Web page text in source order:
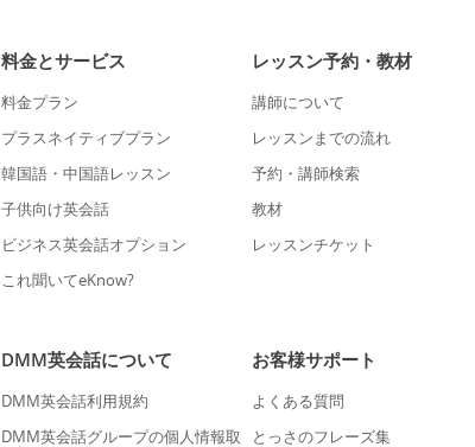
料金とサービス
料金プラン
プラスネイティブプラン
韓国語・中国語レッスン
子供向け英会話
ビジネス英会話オプション
これ聞いてeKnow?
レッスン予約・教材
講師について
レッスンまでの流れ
予約・講師検索
教材
レッスンチケット
DMM英会話について
DMM英会話利用規約
DMM英会話グループの個人情報取
お客様サポート
よくある質問
とっさのフレーズ集